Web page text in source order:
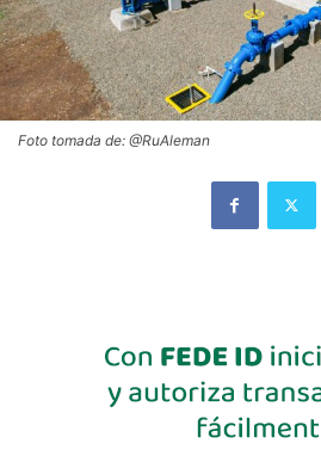
Foto tomada de: @RuAleman